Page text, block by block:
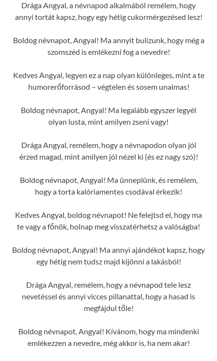
Drága Angyal, a névnapod alkalmából remélem, hogy
annyi tortát kapsz, hogy egy hétig cukormérgezésed lesz!
Boldog névnapot, Angyal! Ma annyit bulizunk, hogy még a
szomszéd is emlékezni fog a nevedre!
Kedves Angyal, legyen ez a nap olyan különleges, mint a te
humorerőforrásod – végtelen és sosem unalmas!
Boldog névnapot, Angyal! Ma legalább egyszer legyél
olyan lusta, mint amilyen zseni vagy!
Drága Angyal, remélem, hogy a névnapodon olyan jól
érzed magad, mint amilyen jól nézel ki (és ez nagy szó)!
Boldog névnapot, Angyal! Ma ünneplünk, és remélem,
hogy a torta kalóriamentes csodával érkezik!
Kedves Angyal, boldog névnapot! Ne felejtsd el, hogy ma
te vagy a főnök, holnap meg visszatérhetsz a valóságba!
Boldog névnapot, Angyal! Ma annyi ajándékot kapsz, hogy
egy hétig nem tudsz majd kijönni a lakásból!
Drága Angyal, remélem, hogy a névnapod tele lesz
nevetéssel és annyi vicces pillanattal, hogy a hasad is
megfájdul tőle!
Boldog névnapot, Angyal! Kívánom, hogy ma mindenki
emlékezzen a nevedre, még akkor is, ha nem akar!